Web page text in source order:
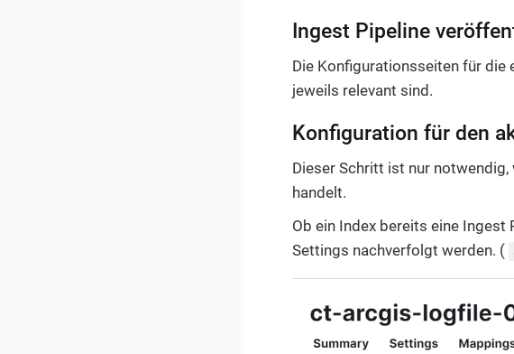
Ingest Pipeline
Die Konfigurationsseiten für die
jeweils relevant sind.
Konfiguration für den
Dieser Schritt ist nur
handelt.
Ob ein Index bereits eine
Settings nachverfolgt werden. (